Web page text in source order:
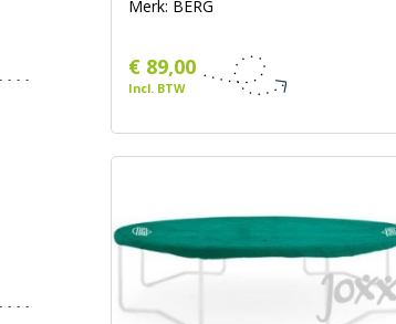
Merk: BERG
€ 89,00
Incl. BTW